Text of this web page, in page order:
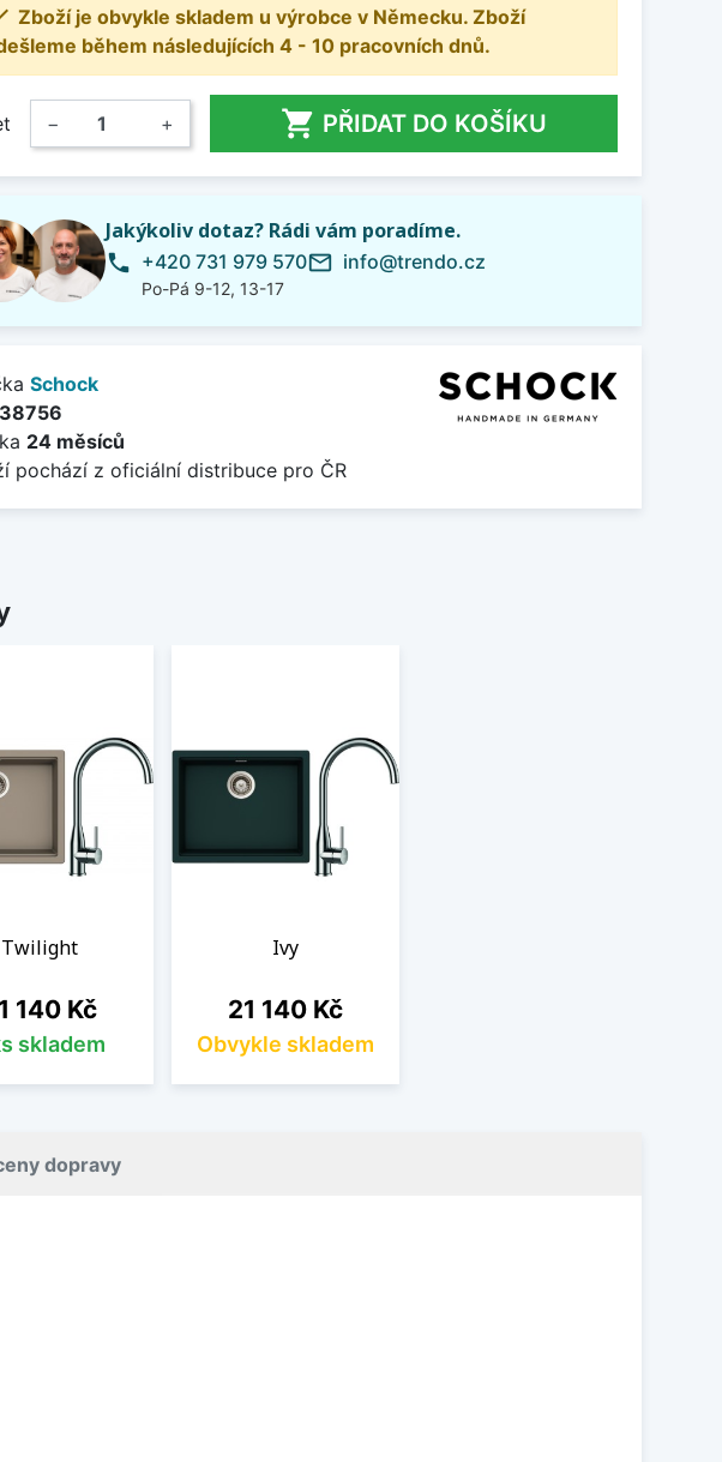
Zboží je obvykle skladem u výrobce v Německu. Zboží
během následujících 4 - 10 pracovních dnů.
− +  PŘIDAT DO KOŠÍKU
Jakýkoliv dotaz? Rádi vám poradíme.
phone +420 731 979 570
Po-Pá 9-12, 13-17
mail_outline info@trendo.cz
Schock
38756
24 měsíců
pochází z oficiální distribuce pro ČR
Twilight
140 Kč
skladem
Ivy
Cena
21 140 Kč
Obvykle skladem
dopravy